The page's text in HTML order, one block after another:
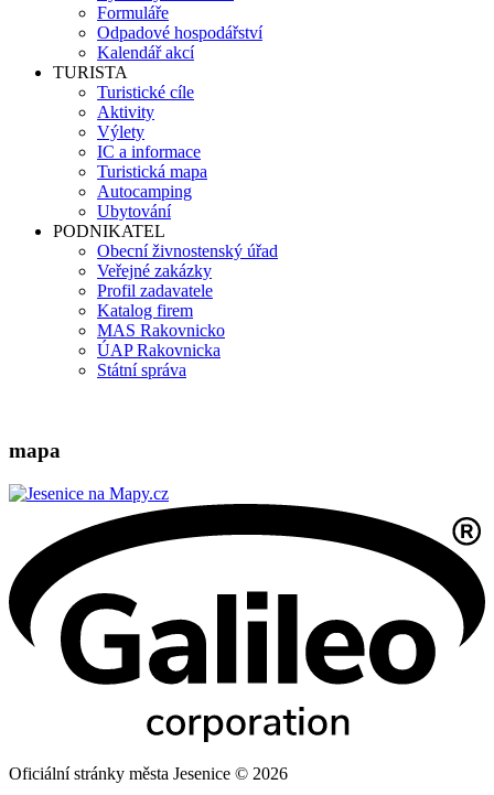
Formuláře
Odpadové hospodářství
Kalendář akcí
TURISTA
Turistické cíle
Aktivity
Výlety
IC a informace
Turistická mapa
Autocamping
Ubytování
PODNIKATEL
Obecní živnostenský úřad
Veřejné zakázky
Profil zadavatele
Katalog firem
MAS Rakovnicko
ÚAP Rakovnicka
Státní správa
mapa
Oficiální stránky města Jesenice © 2026